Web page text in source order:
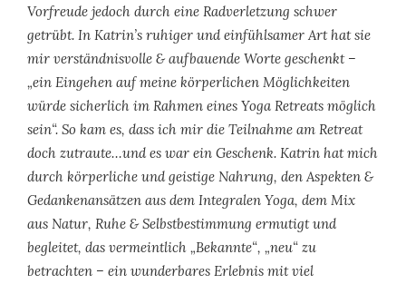
Vorfreude jedoch durch eine Radverletzung schwer
getrübt. In Katrin’s ruhiger und einfühlsamer Art hat sie
mir verständnisvolle & aufbauende Worte geschenkt –
„ein Eingehen auf meine körperlichen Möglichkeiten
würde sicherlich im Rahmen eines Yoga Retreats möglich
sein“. So kam es, dass ich mir die Teilnahme am Retreat
doch zutraute…und es war ein Geschenk. Katrin hat mich
durch körperliche und geistige Nahrung, den Aspekten &
Gedankenansätzen aus dem Integralen Yoga, dem Mix
aus Natur, Ruhe & Selbstbestimmung ermutigt und
begleitet, das vermeintlich „Bekannte“, „neu“ zu
betrachten – ein wunderbares Erlebnis mit viel